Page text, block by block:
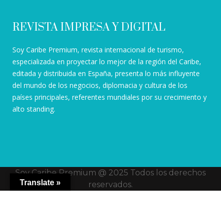
REVISTA IMPRESA Y DIGITAL
Soy Caribe Premium, revista internacional de turismo,
especializada en proyectar lo mejor de la región del Caribe,
editada y distribuida en España, presenta lo más influyente
del mundo de los negocios, diplomacia y cultura de los
países principales, referentes mundiales por su crecimiento y
alto standing.
Soy Caribe Premium @ 2025 Todos los derechos
reservados.
Translate »